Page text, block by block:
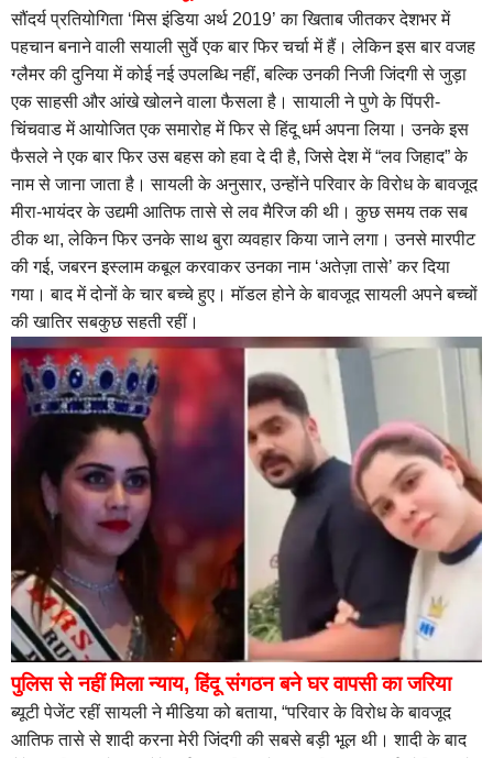
सौंदर्य प्रतियोगिता ‘मिस इंडिया अर्थ 2019’ का खिताब जीतकर देशभर में
पहचान बनाने वाली सयाली सुर्वे एक बार फिर चर्चा में हैं। लेकिन इस बार वजह
ग्लैमर की दुनिया में कोई नई उपलब्धि नहीं, बल्कि उनकी निजी जिंदगी से जुड़ा
एक साहसी और आंखे खोलने वाला फैसला है। सायाली ने पुणे के पिंपरी-
चिंचवाड में आयोजित एक समारोह में फिर से हिंदू धर्म अपना लिया। उनके इस
फैसले ने एक बार फिर उस बहस को हवा दे दी है, जिसे देश में “लव जिहाद” के
नाम से जाना जाता है। सायली के अनुसार, उन्होंने परिवार के विरोध के बावजूद
मीरा-भायंदर के उद्यमी आतिफ तासे से लव मैरिज की थी। कुछ समय तक सब
ठीक था, लेकिन फिर उनके साथ बुरा व्यवहार किया जाने लगा। उनसे मारपीट
की गई, जबरन इस्लाम कबूल करवाकर उनका नाम ‘अतेज़ा तासे’ कर दिया
गया। बाद में दोनों के चार बच्चे हुए। मॉडल होने के बावजूद सायली अपने बच्चों
की खातिर सबकुछ सहती रहीं।
पुलिस से नहीं मिला न्याय, हिंदू संगठन बने घर वापसी का जरिया
ब्यूटी पेजेंट रहीं सायली ने मीडिया को बताया, “परिवार के विरोध के बावजूद
आतिफ तासे से शादी करना मेरी जिंदगी की सबसे बड़ी भूल थी। शादी के बाद